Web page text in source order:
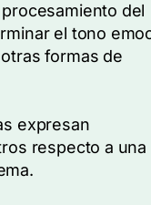
del
el tono
formas de
expresan
respecto a una